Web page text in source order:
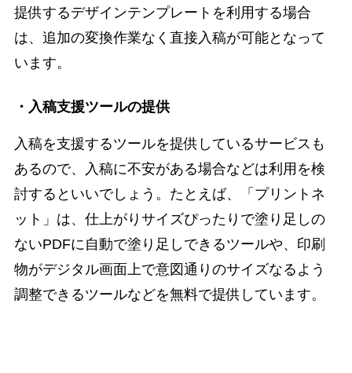
提供するデザインテンプレートを利用する場合
は、追加の変換作業なく直接入稿が可能となって
います。
・入稿支援ツールの提供
入稿を支援するツールを提供しているサービスも
あるので、入稿に不安がある場合などは利用を検
討するといいでしょう。たとえば、「プリントネ
ット」は、仕上がりサイズぴったりで塗り足しの
ないPDFに自動で塗り足しできるツールや、印刷
物がデジタル画面上で意図通りのサイズなるよう
調整できるツールなどを無料で提供しています。